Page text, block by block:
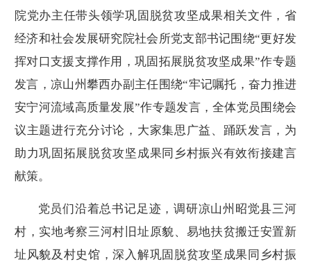
院党办主任带头领学巩固脱贫攻坚成果相关文件，省
经济和社会发展研究院社会所党支部书记围绕“更好发
挥对口支援支撑作用，巩固拓展脱贫攻坚成果”作专题
发言，凉山州攀西办副主任围绕“牢记嘱托，奋力推进
安宁河流域高质量发展”作专题发言，全体党员围绕会
议主题进行充分讨论，大家集思广益、踊跃发言，为
助力巩固拓展脱贫攻坚成果同乡村振兴有效衔接建言
献策。
党员们沿着总书记足迹，调研凉山州昭觉县三河
村，实地考察三河村旧址原貌、易地扶贫搬迁安置新
址风貌及村史馆，深入解巩固脱贫攻坚成果同乡村振